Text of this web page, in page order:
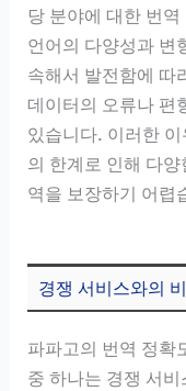
당 분야에 대한 번
언어의 다양성과 변
속해서 발전함에 따
데이터의 오류나 편
있습니다. 이러한
의 한계로 인해 다
역을 보장하기 어렵
경쟁 서비스와의
파파고의 번역 정확
중 하나는 경쟁 서